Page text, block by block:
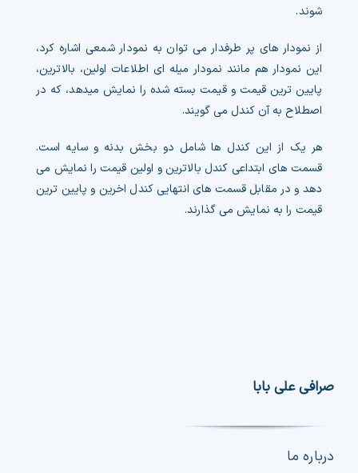
شوند.
از نمودار های پر طرفدار می توان به نمودار شمعی اشاره کرد،
این نمودار هم مانند نمودار میله ای اطلاعات اولین، بالاترین،
پایین ترین قیمت و قیمت بسته شده را نمایش میدهد، که در
اصطلاح به آن کندل می گویند.
هر یک از این کندل ها شامل دو بخش بدنه و سایه است.
قسمت های ابتداعی کندل بالاترین و اولین قیمت را نمایش می
دهد و در مقابل قسمت های انتهایی کندل اخرین و پایین ترین
قیمت را به نمایش می گذارند.
صرافی علی بابا
درباره ما